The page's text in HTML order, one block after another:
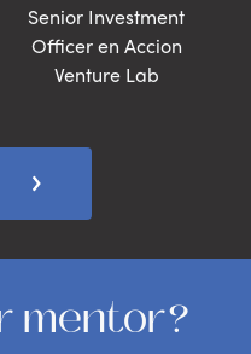
Senior Investment
Officer en Accion
Venture Lab
mentor?